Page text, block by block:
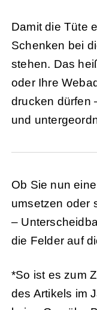
Damit die Tüte
Schenken bei
stehen. Das
oder Ihre
drucken dürfen
und
Ob Sie nun
umsetzen oder
–
die Felder auf
*So ist es zum
des Artikels im